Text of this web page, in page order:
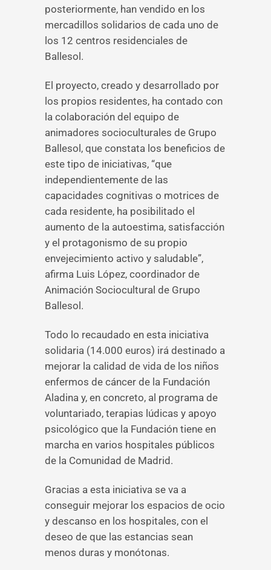
posteriormente, han vendido en los
mercadillos solidarios de cada uno de
los 12 centros residenciales de
Ballesol.
El proyecto, creado y desarrollado por
los propios residentes, ha contado con
la colaboración del equipo de
animadores socioculturales de Grupo
Ballesol, que constata los beneficios de
este tipo de iniciativas, “que
independientemente de las
capacidades cognitivas o motrices de
cada residente, ha posibilitado el
aumento de la autoestima, satisfacción
y el protagonismo de su propio
envejecimiento activo y saludable”,
afirma Luis López, coordinador de
Animación Sociocultural de Grupo
Ballesol.
Todo lo recaudado en esta iniciativa
solidaria (14.000 euros) irá destinado a
mejorar la calidad de vida de los niños
enfermos de cáncer de la Fundación
Aladina y, en concreto, al programa de
voluntariado, terapias lúdicas y apoyo
psicológico que la Fundación tiene en
marcha en varios hospitales públicos
de la Comunidad de Madrid.
Gracias a esta iniciativa se va a
conseguir mejorar los espacios de ocio
y descanso en los hospitales, con el
deseo de que las estancias sean
menos duras y monótonas.